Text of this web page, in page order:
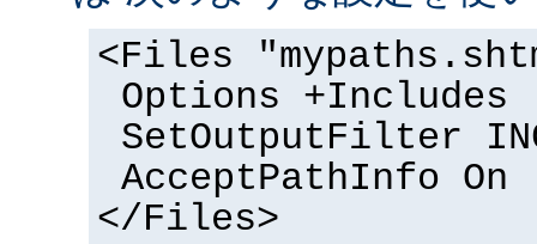
<Files
Options +Includes
SetOutputFilter
AcceptPathInfo On
</Files>